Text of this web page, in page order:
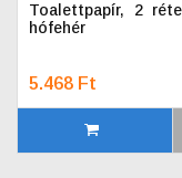
Toalettpapír, 2
hófehér
5.468 Ft